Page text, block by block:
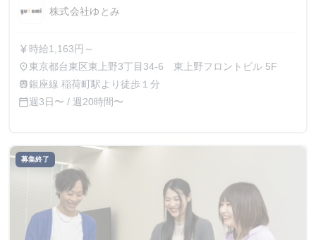
株式会社ゆとみ
currency_yen 時給1,163円～
place東京都台東区東上野3丁目34-6 東上野フロントビル 5F
train銀座線 稲荷町駅より徒歩１分
calendar_today週3日〜 / 週20時間〜
募集終了